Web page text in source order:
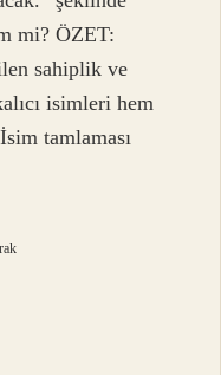
mi? ÖZET:
sahiplik ve
isimleri hem
tamlaması